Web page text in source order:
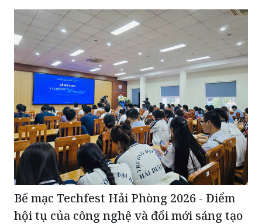
Bế mạc Techfest Hải Phòng 2026 - Điểm
hội tụ của công nghệ và đổi mới sáng tạo